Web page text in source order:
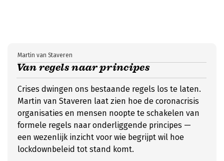
Van regels naar principes
Martin van Staveren
Crises dwingen ons bestaande regels los te laten.
Martin van Staveren laat zien hoe de coronacrisis
organisaties en mensen noopte te schakelen van
formele regels naar onderliggende principes —
een wezenlijk inzicht voor wie begrijpt wil hoe
lockdownbeleid tot stand komt.